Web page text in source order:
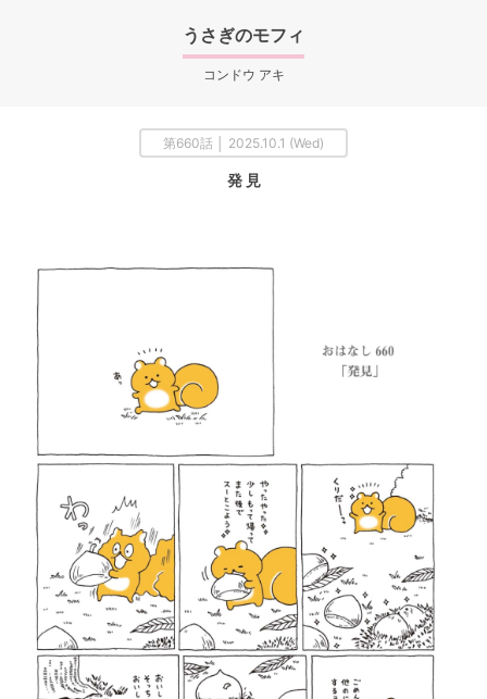
うさぎのモフィ
コンドウ アキ
第660話 │ 2025.10.1 (Wed)
発 見